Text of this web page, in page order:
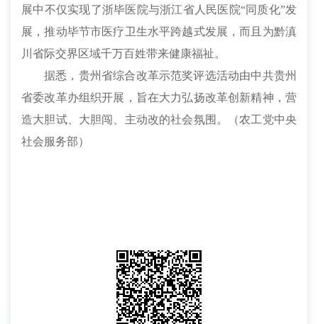
展中不仅实现了浙毕医院与浙江省人民医院“同质化”发
展，推动毕节市医疗卫生水平跨越式发展，而且为黔滇
川省际交界区域千万百姓带来健康福祉。
据悉，贵州省综合改革示范奖评选活动由中共贵州
省委改革办组织开展，旨在大力弘扬改革创新精神，营
造大胆试、大胆闯、主动改的社会氛围。（农工党中央
社会服务部）